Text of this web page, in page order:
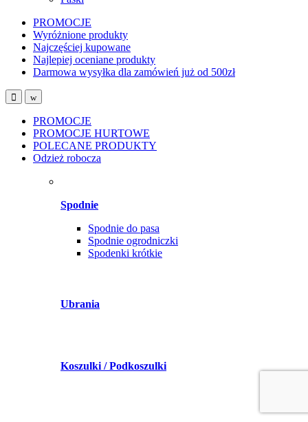
PROMOCJE
Wyróżnione produkty
Najczęściej kupowane
Najlepiej oceniane produkty
Darmowa wysyłka dla zamówień już od 500zł
PROMOCJE
PROMOCJE HURTOWE
POLECANE PRODUKTY
Odzież robocza
Spodnie
Spodnie do pasa
Spodnie ogrodniczki
Spodenki krótkie
Ubrania
Koszulki / Podkoszulki